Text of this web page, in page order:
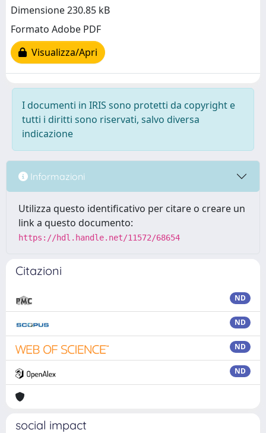
Dimensione 230.85 kB
Formato Adobe PDF
Visualizza/Apri
I documenti in IRIS sono protetti da copyright e
tutti i diritti sono riservati, salvo diversa
indicazione
Informazioni
Utilizza questo identificativo per citare o creare un
link a questo documento:
https://hdl.handle.net/11572/68654
Citazioni
ND
ND
ND
ND
social impact